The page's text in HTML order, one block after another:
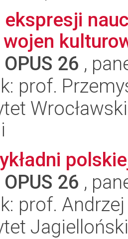
ekspresji
OPUS 26 ,
prof.
OPUS 26 ,
prof.